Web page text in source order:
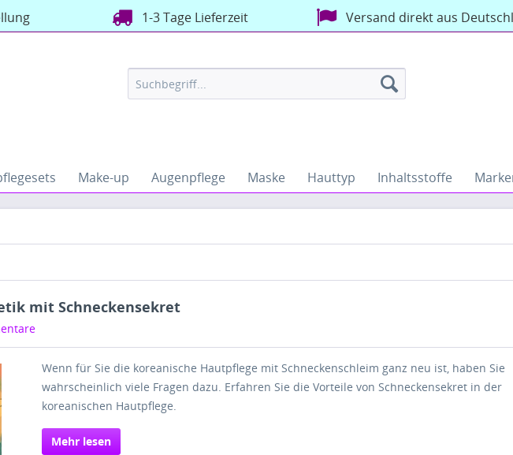
1-3 Tage Lieferzeit Versand direkt aus
Make-up Augenpflege Maske Hauttyp Inhaltsstoffe
mit Schneckensekret
Wenn für Sie die koreanische Hautpflege mit Schneckenschleim ganz neu ist, haben Sie
wahrscheinlich viele Fragen dazu. Erfahren Sie die Vorteile von Schneckensekret in der
koreanischen Hautpflege.
Mehr lesen